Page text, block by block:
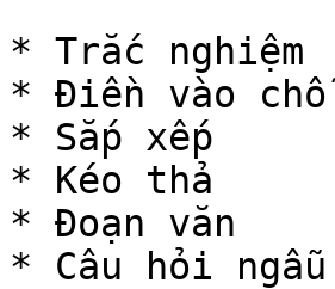
* Trắc nghiệm
* Điền vào
* Sắp xếp
* Kéo thả
* Đoạn văn
* Câu hỏi